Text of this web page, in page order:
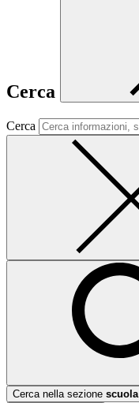
Cerca
Cerca
Cerca nella sezione scuola